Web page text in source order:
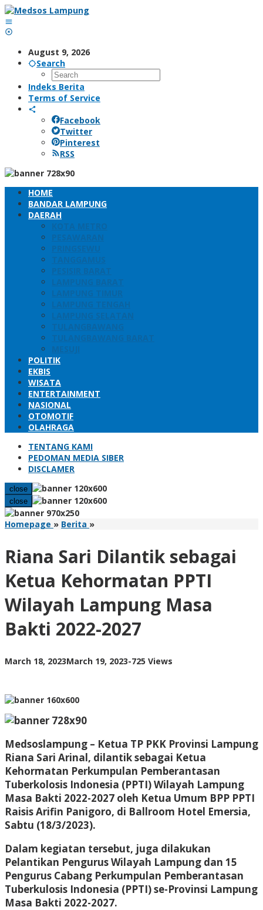
Skip
to
content
August 9, 2026
Search
Indeks Berita
Terms of Service
Facebook
Twitter
Pinterest
RSS
HOME
BANDAR LAMPUNG
DAERAH
KOTA METRO
PESAWARAN
PRINGSEWU
TANGGAMUS
PESISIR BARAT
LAMPUNG BARAT
LAMPUNG TIMUR
LAMPUNG TENGAH
LAMPUNG SELATAN
TULANGBAWANG
TULANGBAWANG BARAT
MESUJI
POLITIK
EKBIS
WISATA
ENTERTAINMENT
NASIONAL
OTOMOTIF
OLAHRAGA
TENTANG KAMI
PEDOMAN MEDIA SIBER
DISCLAMER
close
close
Homepage » Berita »Riana
sebagai
Kehormatan
PPTI
Wilayah
Lampung
Masa
Bakti
2027
Riana Sari Dilantik sebagai
Ketua Kehormatan PPTI
Wilayah Lampung Masa
Bakti 2022-2027
March 18, 2023March 19, 2023by
-725 Views
Medsoslampung – Ketua TP PKK Provinsi Lampung
Riana Sari Arinal, dilantik sebagai Ketua
Kehormatan Perkumpulan Pemberantasan
Tuberkolosis Indonesia (PPTI) Wilayah Lampung
Masa Bakti 2022-2027 oleh Ketua Umum BPP PPTI
Raisis Arifin Panigoro, di Ballroom Hotel Emersia,
Sabtu (18/3/2023).
Dalam kegiatan tersebut, juga dilakukan
Pelantikan Pengurus Wilayah Lampung dan 15
Pengurus Cabang Perkumpulan Pemberantasan
Tuberkulosis Indonesia (PPTI) se-Provinsi Lampung
Masa Bakti 2022-2027.